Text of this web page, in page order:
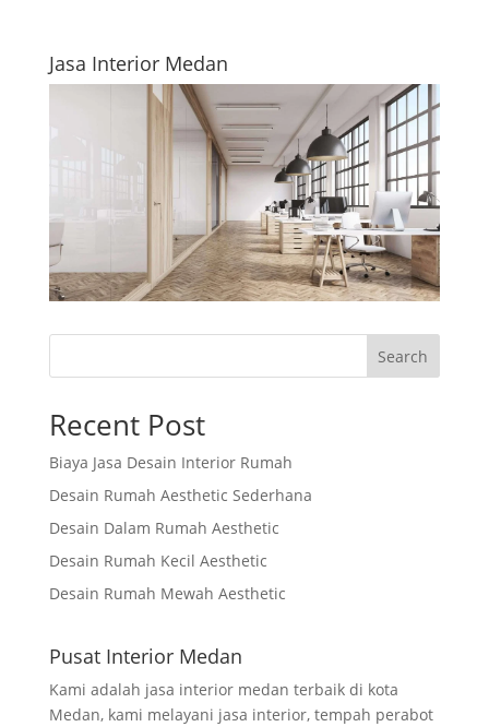
Jasa Interior Medan
Search
Recent Post
Biaya Jasa Desain Interior Rumah
Desain Rumah Aesthetic Sederhana
Desain Dalam Rumah Aesthetic
Desain Rumah Kecil Aesthetic
Desain Rumah Mewah Aesthetic
Pusat Interior Medan
Kami adalah jasa interior medan terbaik di kota
Medan, kami melayani jasa interior, tempah perabot